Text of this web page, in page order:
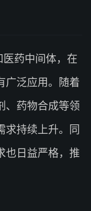
药中间体，在
广泛应用。随着
、药物合成等领
求持续上升。同
也日益严格，推